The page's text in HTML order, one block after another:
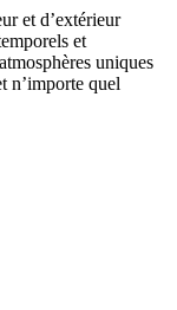
et d’extérieur
et
uniques
n’importe quel